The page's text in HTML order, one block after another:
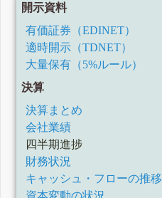
開示資料
有価証券（EDINET）
適時開示（TDNET）
大量保有（5%ルール）
決算
決算まとめ
会社業績
四半期進捗
財務状況
キャッシュ・フローの推移
資本変動の状況